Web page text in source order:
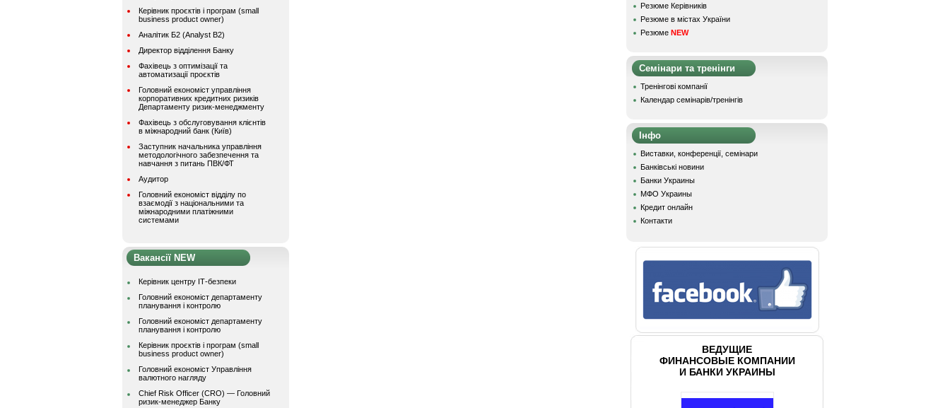
Керівник проєктів і програм (small
business product owner)
Аналітик Б2 (Analyst B2)
Директор відділення Банку
Фахівець з оптимізації та
автоматизації проєктів
Головний економіст управління
корпоративних кредитних ризиків
Департаменту ризик-менеджменту
Фахівець з обслуговування клієнтів
в міжнародний банк (Київ)
Заступник начальника управління
методологічного забезпечення та
навчання з питань ПВК/ФТ
Аудитор
Головний економіст відділу по
взаємодії з національними та
міжнародними платіжними
системами
Вакансії NEW
Керівник центру ІТ-безпеки
Головний економіст департаменту
планування і контролю
Головний економіст департаменту
планування і контролю
Керівник проєктів і програм (small
business product owner)
Головний економіст Управління
валютного нагляду
Chief Risk Officer (CRO) — Головний
ризик-менеджер Банку
Резюме Керівників
Резюме в містах України
Резюме NEW
Семінари та тренінги
Тренінгові компанії
Календар семінарів/тренінгів
Інфо
Виставки, конференції, семінари
Банківські новини
Банки Украины
МФО Украины
Кредит онлайн
Контакти
ВЕДУЩИЕ
ФИНАНСОВЫЕ КОМПАНИИ
И БАНКИ УКРАИНЫ